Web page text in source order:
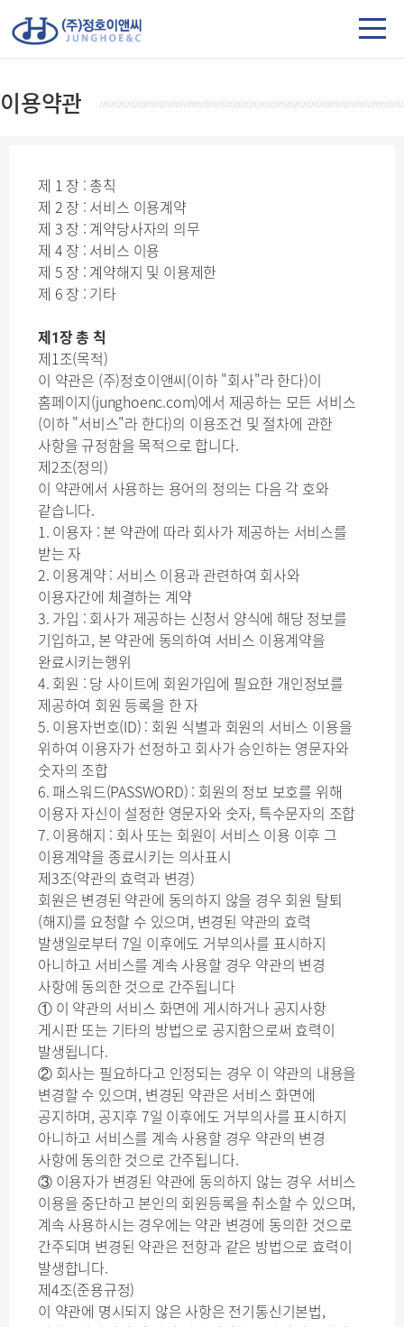
이용약관
제 1 장 : 총칙
제 2 장 : 서비스 이용계약
제 3 장 : 계약당사자의 의무
제 4 장 : 서비스 이용
제 5 장 : 계약해지 및 이용제한
제 6 장 : 기타
제1장 총 칙
제1조(목적)
이 약관은 (주)정호이앤씨(이하 "회사"라 한다)이
홈페이지(junghoenc.com)에서 제공하는 모든 서비스
(이하 "서비스"라 한다)의 이용조건 및 절차에 관한
사항을 규정함을 목적으로 합니다.
제2조(정의)
이 약관에서 사용하는 용어의 정의는 다음 각 호와
같습니다.
1. 이용자 : 본 약관에 따라 회사가 제공하는 서비스를
받는 자
2. 이용계약 : 서비스 이용과 관련하여 회사와
이용자간에 체결하는 계약
3. 가입 : 회사가 제공하는 신청서 양식에 해당 정보를
기입하고, 본 약관에 동의하여 서비스 이용계약을
완료시키는행위
4. 회원 : 당 사이트에 회원가입에 필요한 개인정보를
제공하여 회원 등록을 한 자
5. 이용자번호(ID) : 회원 식별과 회원의 서비스 이용을
위하여 이용자가 선정하고 회사가 승인하는 영문자와
숫자의 조합
6. 패스워드(PASSWORD) : 회원의 정보 보호를 위해
이용자 자신이 설정한 영문자와 숫자, 특수문자의 조합
7. 이용해지 : 회사 또는 회원이 서비스 이용 이후 그
이용계약을 종료시키는 의사표시
제3조(약관의 효력과 변경)
회원은 변경된 약관에 동의하지 않을 경우 회원 탈퇴
(해지)를 요청할 수 있으며, 변경된 약관의 효력
발생일로부터 7일 이후에도 거부의사를 표시하지
아니하고 서비스를 계속 사용할 경우 약관의 변경
사항에 동의한 것으로 간주됩니다
① 이 약관의 서비스 화면에 게시하거나 공지사항
게시판 또는 기타의 방법으로 공지함으로써 효력이
발생됩니다.
② 회사는 필요하다고 인정되는 경우 이 약관의 내용을
변경할 수 있으며, 변경된 약관은 서비스 화면에
공지하며, 공지후 7일 이후에도 거부의사를 표시하지
아니하고 서비스를 계속 사용할 경우 약관의 변경
사항에 동의한 것으로 간주됩니다.
③ 이용자가 변경된 약관에 동의하지 않는 경우 서비스
이용을 중단하고 본인의 회원등록을 취소할 수 있으며,
계속 사용하시는 경우에는 약관 변경에 동의한 것으로
간주되며 변경된 약관은 전항과 같은 방법으로 효력이
발생합니다.
제4조(준용규정)
이 약관에 명시되지 않은 사항은 전기통신기본법,